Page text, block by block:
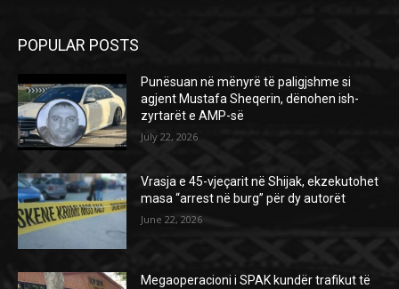
POPULAR POSTS
Punësuan në mënyrë të paligjshme si
agjent Mustafa Sheqerin, dënohen ish-
zyrtarët e AMP-së
July 22, 2026
Vrasja e 45-vjeçarit në Shijak, ekzekutohet
masa “arrest në burg” për dy autorët
June 22, 2026
Megaoperacioni i SPAK kundër trafikut të